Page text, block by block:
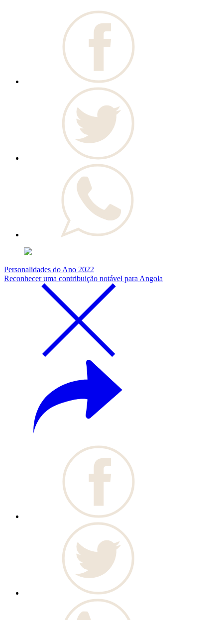
Personalidades do Ano 2022
Reconhecer uma contribuição notável para Angola